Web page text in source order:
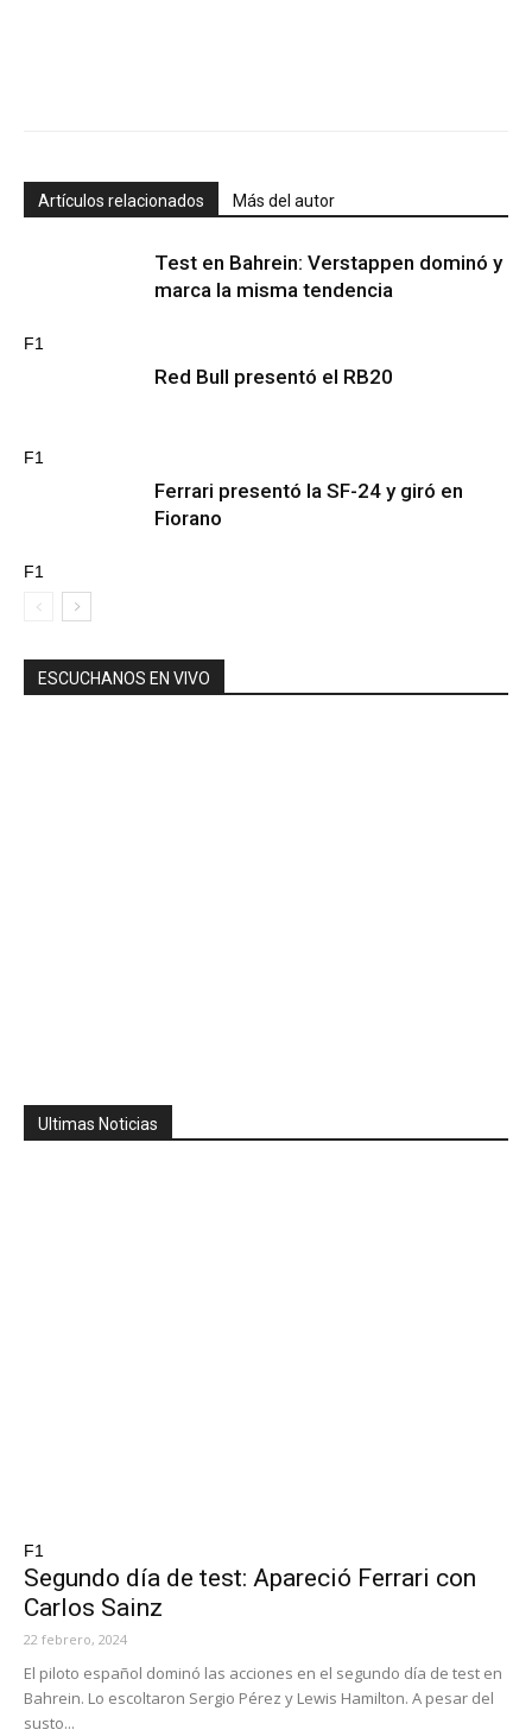
Artículos relacionados Más del autor
F1
Test en Bahrein: Verstappen dominó y
marca la misma tendencia
F1
Red Bull presentó el RB20
F1
Ferrari presentó la SF-24 y giró en
Fiorano
ESCUCHANOS EN VIVO
Ultimas Noticias
F1
Segundo día de test: Apareció Ferrari con
Carlos Sainz
22 febrero, 2024
El piloto español dominó las acciones en el segundo día de test en
Bahrein. Lo escoltaron Sergio Pérez y Lewis Hamilton. A pesar del
susto...